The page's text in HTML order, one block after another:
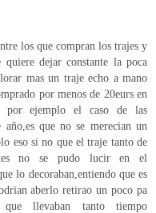
los que compran los trajes y
quiere dejar constante la poca
mas un traje echo a mano
por menos de 20eurs en
por ejemplo el caso de las
que no se merecian un
eso si no que el traje tanto de
no se pudo lucir en el
lo decoraban,entiendo que es
aberlo retirao un poco pa
llevaban tanto tiempo